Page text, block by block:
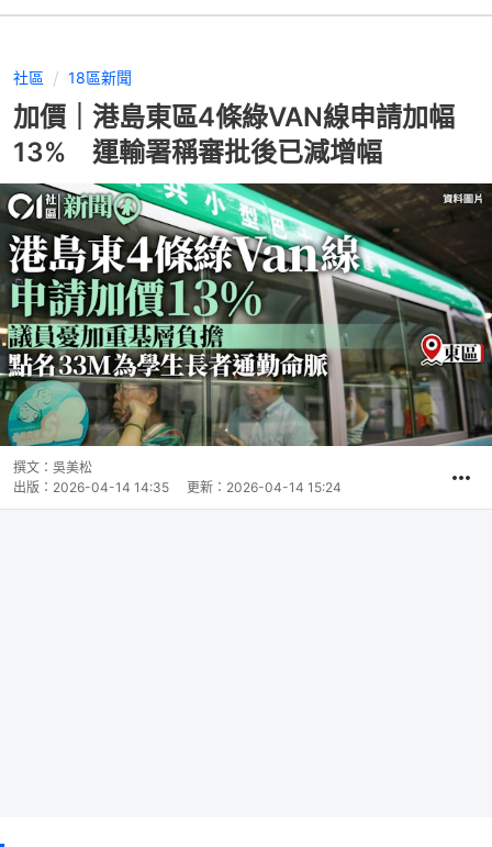
社區 18區新聞
加價｜港島東區4條綠VAN線申請加幅
13% 運輸署稱審批後已減增幅
撰文： 吳美松
出版： 2026-04-14 14:35 更新： 2026-04-14 15:24